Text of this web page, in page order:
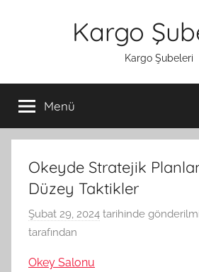
Kargo
Kargo Şubeleri
Menü
Okeyde Stratejik
Düzey Taktikler
Şubat 29, 2024 tarihinde
tarafından
Okey Salonu